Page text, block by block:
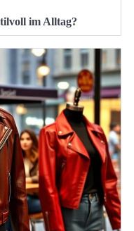
im Alltag?